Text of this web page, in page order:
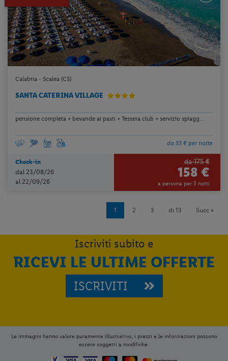
Calabria - Scalea (CS)
SANTA CATERINA VILLAGE
pensione completa + bevande ai pasti + Tessera club + servizio spiagg...
da 53 € per notte
Check-in
dal 23/08/26
al 22/09/26
da 175 €
158 €
a persona per 3 notti
1 2 3 di 13 Succ »
Iscriviti subito e
RICEVI LE ULTIME OFFERTE
ISCRIVITI
Le immagini hanno valore puramente illustrativo; i prezzi e le informazioni possono
essere soggetti a modifiche.